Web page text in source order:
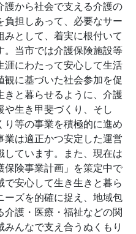
護から社会で支える介護の
負担しあって、必要なサー
みとして、着実に根付いて
。当市では介護保険施設等
涯にわたって安心して生活
観に基づいた社会参加を促
きと暮らせるように、介護
や生き甲斐づくり、そし
り等の事業を積極的に進め
業は適正かつ安定した運営
しています。また、現在は
保険事業計画」を策定中で
安心して生き生きと暮ら
ーズを的確に捉え、地域包
護・医療・福祉などの関
んなで支え合うぬくもり